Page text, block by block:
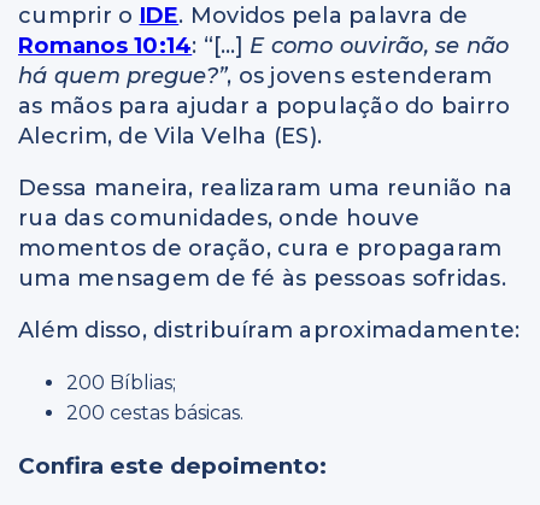
cumprir o IDE. Movidos pela palavra de
Romanos 10:14: “[…] E como ouvirão, se não
há quem pregue?”, os jovens estenderam
as mãos para ajudar a população do bairro
Alecrim, de Vila Velha (ES).
Dessa maneira, realizaram uma reunião na
rua das comunidades, onde houve
momentos de oração, cura e propagaram
uma mensagem de fé às pessoas sofridas.
Além disso, distribuíram aproximadamente:
200 Bíblias;
200 cestas básicas.
Confira este depoimento: